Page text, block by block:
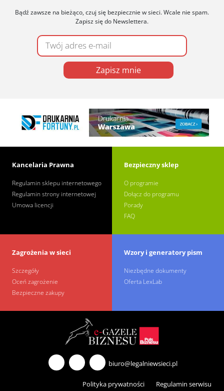
Bądź zawsze na bieżąco, czuj się bezpiecznie w sieci. Wcale nie spam.
Zapisz się do Newslettera.
Zapisz mnie
Kancelaria Prawna
Regulamin sklepu internetowego
Regulamin strony internetowej
Umowa licencji
Bezpieczny sklep
O programie
Dołącz do programu
Porady
FAQ
Zagrożenia w sieci
Szczegóły
Oceń zagrożenie
Bezpieczne zakupy
Wzory i generatory pism
Niezbędne dokumenty
Oferta LexLab
biuro@legalniewsieci.pl
Polityka prywatności Regulamin serwisu